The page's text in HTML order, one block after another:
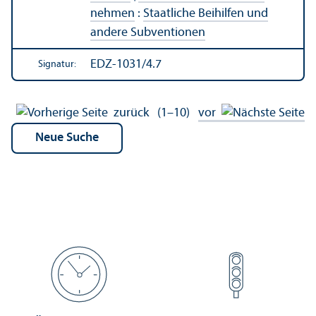
nehmen : Staatliche Beihilfen und
andere Subventionen
Signatur: EDZ-1031/4.7
zurück (1–10) vor